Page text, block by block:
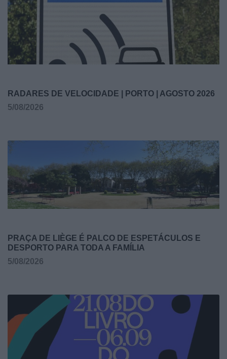
RADARES DE VELOCIDADE | PORTO | AGOSTO 2026
5/08/2026
PRAÇA DE LIÈGE É PALCO DE ESPETÁCULOS E
DESPORTO PARA TODA A FAMÍLIA
5/08/2026